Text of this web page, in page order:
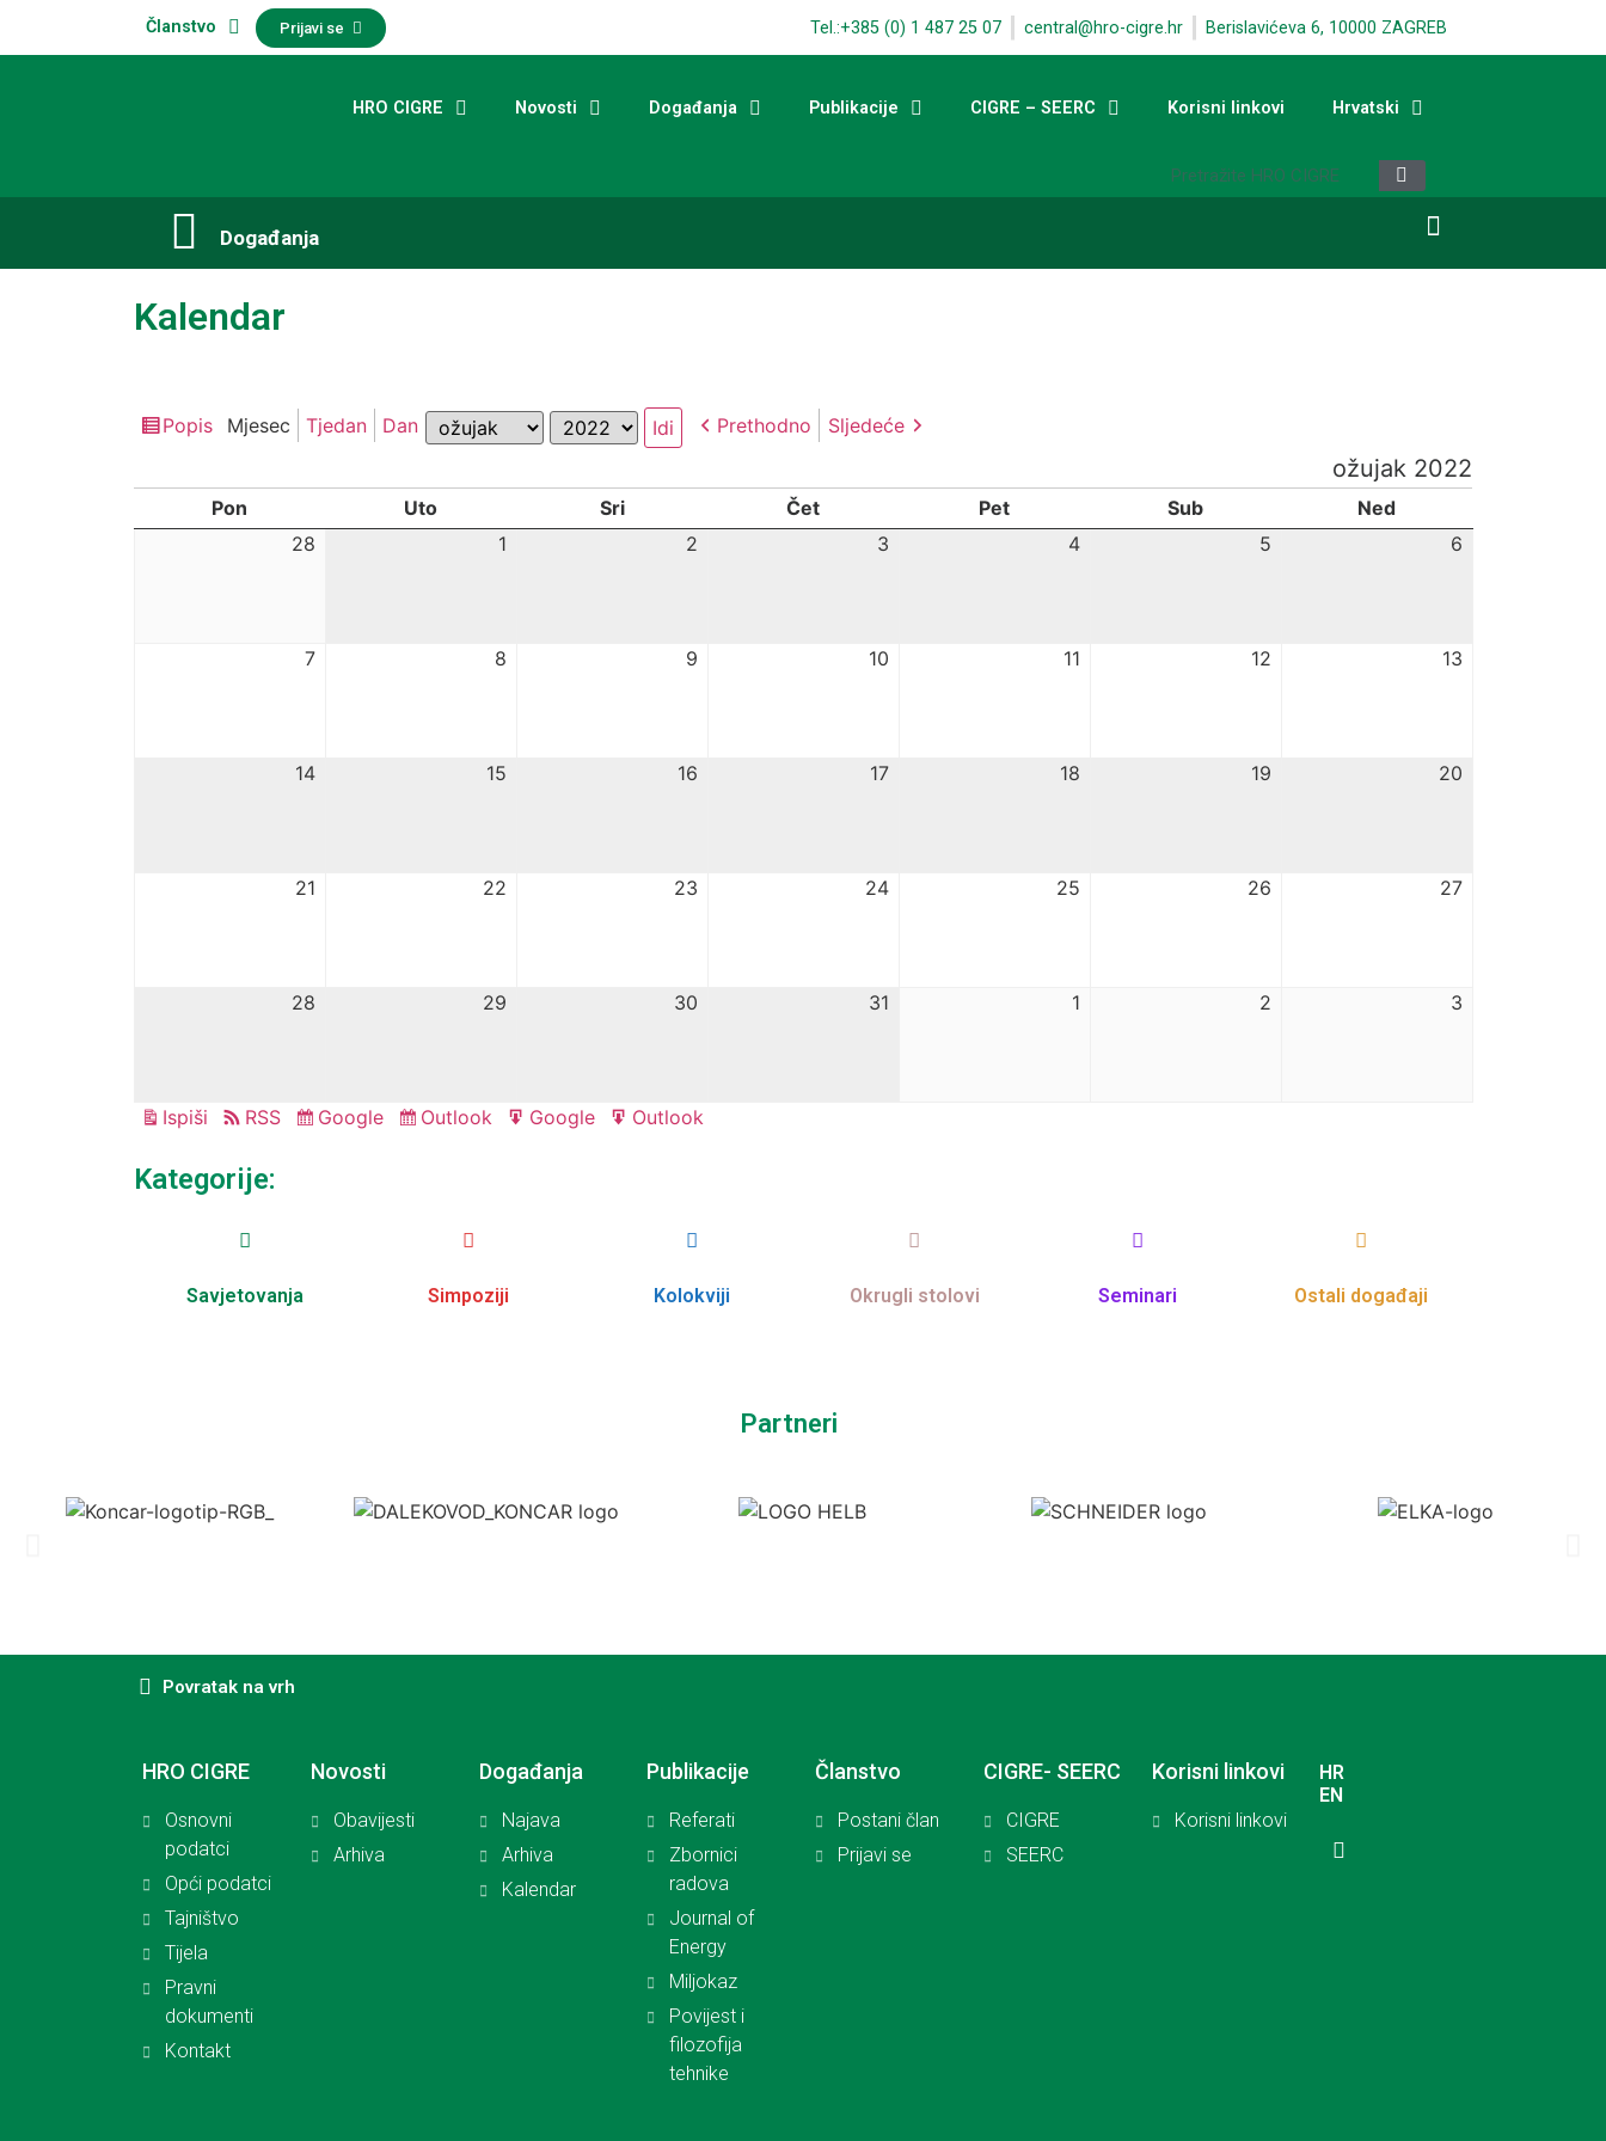
Članstvo Prijavi se Tel.:+385 (0) 1 487 25 07 central@hro-cigre.hr Berislavićeva 6, 10000 ZAGREB
HRO CIGRE Novosti Događanja Publikacije CIGRE – SEERC Korisni linkovi Hrvatski
Događanja​
Kalendar
Pregledaj
Popis Mjesec Tjedan Dan Mjesec Godina Prethodno Sljedeće
ožujak 2022
Pon Uto Sri Čet Pet Sub
Ned
28
1 2 3 4 5 6
7 8 9 10 11 12 13
14 15 16 17 18 19 20
21 22 23 24 25 26 27
28 29 30 31 1 2 3
Ispiši Pregled
RSS
Subscribe
Google
Subscribe
Outlook
Export
Google
Export
Outlook
Kategorije:
Savjetovanja Simpoziji Kolokviji Okrugli stolovi Seminari Ostali događaji
Partneri
Povratak na vrh
HRO CIGRE
Osnovni
podatci
Opći podatci
Tajništvo
Tijela
Pravni
dokumenti
Kontakt
Novosti
Obavijesti
Arhiva
Događanja
Najava
Arhiva
Kalendar
Publikacije
Referati
Zbornici
radova
Journal of
Energy
Miljokaz
Povijest i
filozofija
tehnike
Članstvo
Postani član
Prijavi se
CIGRE- SEERC
CIGRE
SEERC
Korisni linkovi
Korisni linkovi
HR
EN